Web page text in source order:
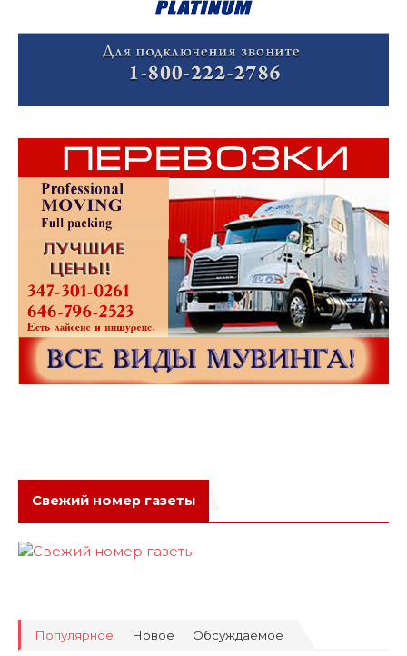
Свежий номер газеты
Популярное Новое Обсуждаемое